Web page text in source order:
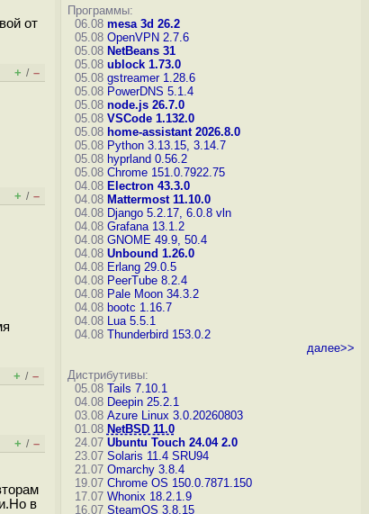
от
+ / –
+ / –
+ / –
+ / –
в
Программы:
06.08 mesa 3d 26.2
05.08 OpenVPN 2.7.6
05.08 NetBeans 31
05.08 ublock 1.73.0
05.08 gstreamer 1.28.6
05.08 PowerDNS 5.1.4
05.08 node.js 26.7.0
05.08 VSCode 1.132.0
05.08 home-assistant 2026.8.0
05.08 Python 3.13.15, 3.14.7
05.08 hyprland 0.56.2
05.08 Chrome 151.0.7922.75
04.08 Electron 43.3.0
04.08 Mattermost 11.10.0
04.08 Django 5.2.17, 6.0.8 vln
04.08 Grafana 13.1.2
04.08 GNOME 49.9, 50.4
04.08 Unbound 1.26.0
04.08 Erlang 29.0.5
04.08 PeerTube 8.2.4
04.08 Pale Moon 34.3.2
04.08 bootc 1.16.7
04.08 Lua 5.5.1
04.08 Thunderbird 153.0.2
далее>>
Дистрибутивы:
05.08 Tails 7.10.1
04.08 Deepin 25.2.1
03.08 Azure Linux 3.0.20260803
01.08 NetBSD 11.0
24.07 Ubuntu Touch 24.04 2.0
23.07 Solaris 11.4 SRU94
21.07 Omarchy 3.8.4
19.07 Chrome OS 150.0.7871.150
17.07 Whonix 18.2.1.9
16.07 SteamOS 3.8.15